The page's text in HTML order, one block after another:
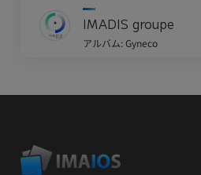
IMADIS groupe
アルバム: Gyneco